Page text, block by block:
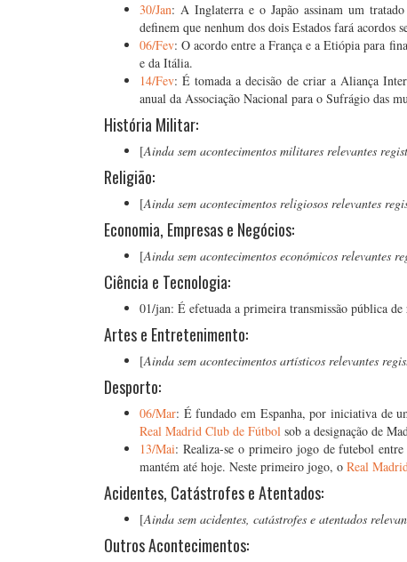
30/Jan: A Inglaterra e o Japão assinam um
definem que nenhum dos dois Estados fará acordos
06/Fev: O acordo entre a França e a Etiópia para
e da Itália.
14/Fev: É tomada a decisão de criar a Aliança
anual da Associação Nacional para o Sufrágio das
História Militar:
[Ainda sem acontecimentos militares relevantes
Religião:
[Ainda sem acontecimentos religiosos relevantes
Economia, Empresas e Negócios:
[Ainda sem acontecimentos económicos relevantes
Ciência e Tecnologia:
01/jan: É efetuada a primeira transmissão pública
Artes e Entretenimento:
[Ainda sem acontecimentos artísticos relevantes
Desporto:
06/Mar: É fundado em Espanha, por iniciativa de
Real Madrid Club de Fútbol sob a designação de
13/Mai: Realiza-se o primeiro jogo de futebol
mantém até hoje. Neste primeiro jogo, o Real
Acidentes, Catástrofes e Atentados:
[Ainda sem acidentes, catástrofes e atentados
Outros Acontecimentos: